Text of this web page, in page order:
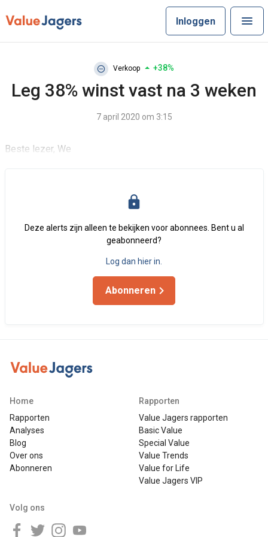
Inloggen
Verkoop +38%
Leg 38% winst vast na 3 weken
7 april 2020 om 3:15
Beste lezer, We
Deze alerts zijn alleen te bekijken voor abonnees. Bent u al
geabonneerd?
Log dan hier in.
Abonneren
Home
Rapporten
Analyses
Blog
Over ons
Abonneren
Rapporten
Value Jagers rapporten
Basic Value
Special Value
Value Trends
Value for Life
Value Jagers VIP
Volg ons